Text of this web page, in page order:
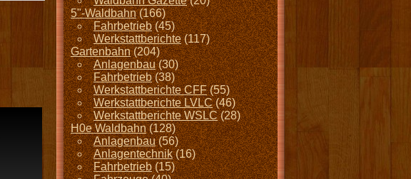
5"-Waldbahn(166)
Fahrbetrieb(45)
Werkstattberichte(117)
Gartenbahn(204)
Anlagenbau(30)
Fahrbetrieb(38)
Werkstattberichte CFF(55)
Werkstattberichte LVLC(46)
Werkstattberichte WSLC(28)
H0e Waldbahn(128)
Anlagenbau(56)
Anlagentechnik(16)
Fahrbetrieb(15)